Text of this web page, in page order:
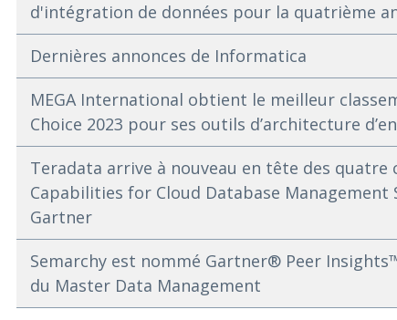
d'intégration de données pour la quatrième
Dernières annonces de Informatica
MEGA International obtient le meilleur
Choice 2023 pour ses outils d’architecture
Teradata arrive à nouveau en tête des quatre
Capabilities for Cloud Database Management
Gartner
Semarchy est nommé Gartner® Peer
du Master Data Management